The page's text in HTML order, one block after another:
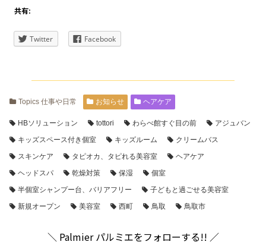
共有:
Twitter Facebook
Topics 仕事や日常 お知らせ ヘアケア
HBソリューション tottori わらべ館すぐ目の前
アジュバン
キッズスペース付き個室
キッズルーム
クリームバス
スキンケア
タピオカ、タピれる美容室
ヘアケア
ヘッドスパ
乾燥対策 保湿
個室
半個室シャンプー台、バリアフリー
子どもと過ごせる美容室
新規オープン
美容室 西町 鳥取 鳥取市
＼ Palmier パルミエをフォローする!! ／